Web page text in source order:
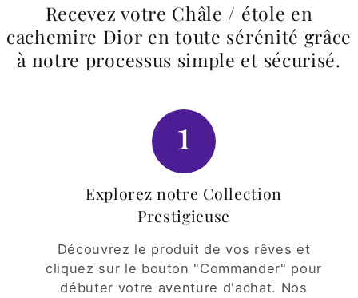
Recevez votre Châle / étole en
cachemire Dior en toute sérénité grâce
à notre processus simple et sécurisé.
1
Explorez notre Collection
Prestigieuse
Découvrez le produit de vos rêves et
cliquez sur le bouton "Commander" pour
débuter votre aventure d'achat. Nos